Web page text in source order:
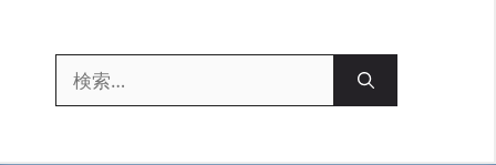
索: